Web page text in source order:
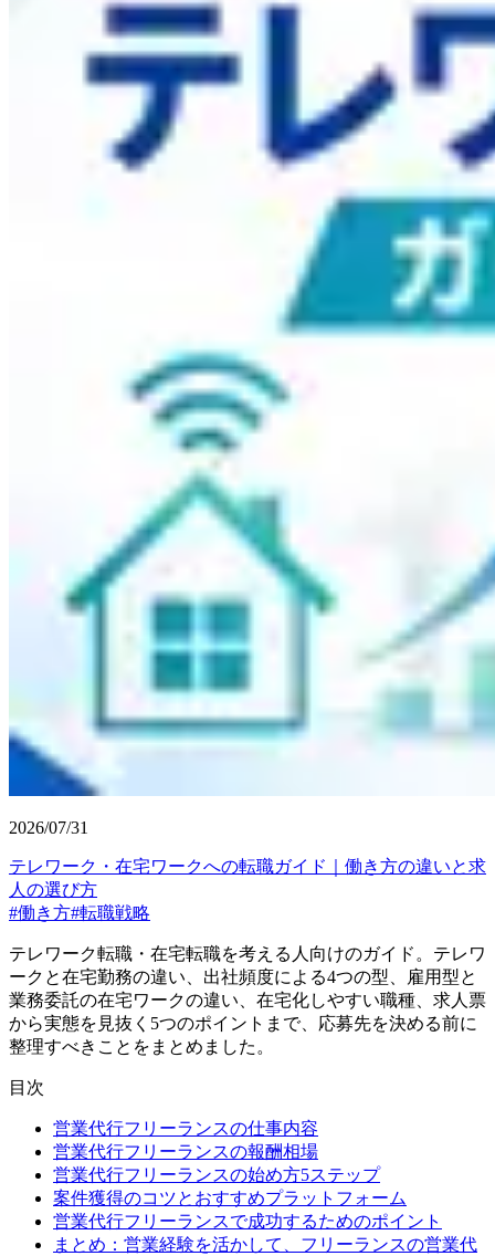
2026/07/31
テレワーク・在宅ワークへの転職ガイド｜働き方の違いと求
人の選び方
#働き方#転職戦略
テレワーク転職・在宅転職を考える人向けのガイド。テレワ
ークと在宅勤務の違い、出社頻度による4つの型、雇用型と
業務委託の在宅ワークの違い、在宅化しやすい職種、求人票
から実態を見抜く5つのポイントまで、応募先を決める前に
整理すべきことをまとめました。
目次
営業代行フリーランスの仕事内容
営業代行フリーランスの報酬相場
営業代行フリーランスの始め方5ステップ
案件獲得のコツとおすすめプラットフォーム
営業代行フリーランスで成功するためのポイント
まとめ：営業経験を活かして、フリーランスの営業代